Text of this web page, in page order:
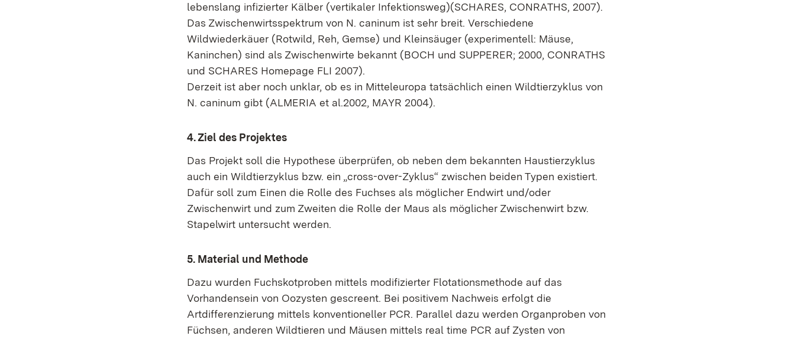
lebenslang infizierter Kälber (vertikaler Infektionsweg)(SCHARES, CONRATHS, 2007).
Das Zwischenwirtsspektrum von N. caninum ist sehr breit. Verschiedene
Wildwiederkäuer (Rotwild, Reh, Gemse) und Kleinsäuger (experimentell: Mäuse,
Kaninchen) sind als Zwischenwirte bekannt (BOCH und SUPPERER; 2000, CONRATHS
und SCHARES Homepage FLI 2007).
Derzeit ist aber noch unklar, ob es in Mitteleuropa tatsächlich einen Wildtierzyklus von
N. caninum gibt (ALMERIA et al.2002, MAYR 2004).
4. Ziel des Projektes
Das Projekt soll die Hypothese überprüfen, ob neben dem bekannten Haustierzyklus
auch ein Wildtierzyklus bzw. ein „cross-over-Zyklus“ zwischen beiden Typen existiert.
Dafür soll zum Einen die Rolle des Fuchses als möglicher Endwirt und/oder
Zwischenwirt und zum Zweiten die Rolle der Maus als möglicher Zwischenwirt bzw.
Stapelwirt untersucht werden.
5. Material und Methode
Dazu wurden Fuchskotproben mittels modifizierter Flotationsmethode auf das
Vorhandensein von Oozysten gescreent. Bei positivem Nachweis erfolgt die
Artdifferenzierung mittels konventioneller PCR. Parallel dazu werden Organproben von
Füchsen, anderen Wildtieren und Mäusen mittels real time PCR auf Zysten von